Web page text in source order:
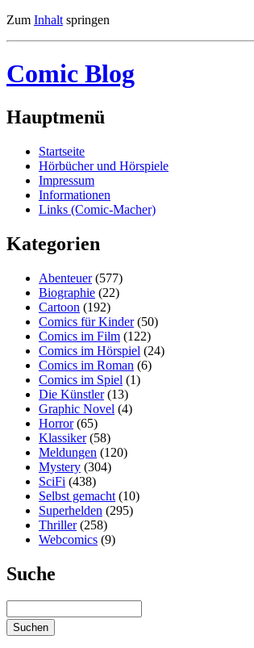
Zum Inhalt springen
Comic Blog
Hauptmenü
Startseite
Hörbücher und Hörspiele
Impressum
Informationen
Links (Comic-Macher)
Kategorien
Abenteuer(577)
Biographie (22)
Cartoon (192)
Comics für Kinder(50)
Comics im Film (122)
Comics im Hörspiel (24)
Comics im Roman (6)
Comics im Spiel (1)
Die Künstler(13)
Graphic Novel (4)
Horror(65)
Klassiker(58)
Meldungen (120)
Mystery (304)
SciFi (438)
Selbst gemacht (10)
Superhelden (295)
Thriller(258)
Webcomics (9)
Suche